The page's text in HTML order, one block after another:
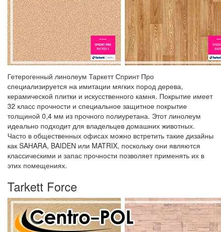
Гетерогенный линолеум Таркетт Спринт Про
специализируется на имитации мягких пород дерева,
керамической плитки и искусственного камня. Покрытие имеет
32 класс прочности и специальное защитное покрытие
толщиной 0,4 мм из прочного полиуретана. Этот линолеум
идеально подходит для владельцев домашних животных.
Часто в общественных офисах можно встретить такие дизайны
как SAHARA, BAIDEN или MATRIX, поскольку они являются
классическими и запас прочности позволяет применять их в
этих помещениях.
Tarkett Force